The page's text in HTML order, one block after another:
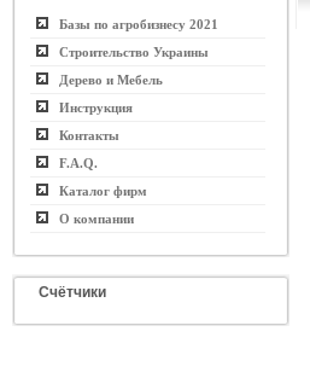
Базы по агробизнесу 2021
Строительство Украины
Дерево и Мебель
Инструкция
Контакты
F.A.Q.
Каталог фирм
О компании
Счётчики